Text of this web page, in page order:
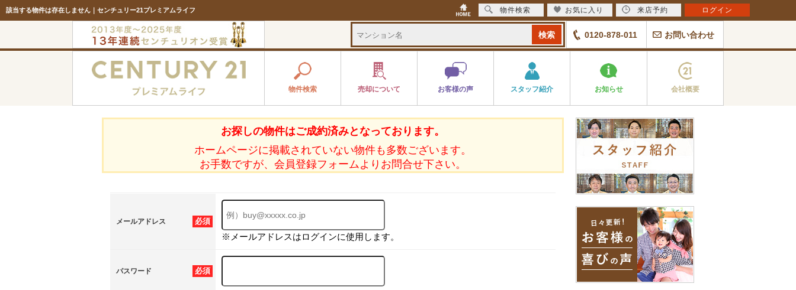
該当する物件は存在しません｜センチュリー21プレミアムライフ
0120-878-011 お問い合わせ
物件検索 売却について お客様の声 スタッフ紹介 お知らせ 会社概要
お探しの物件はご成約済みとなっております。
ホームページに掲載されていない物件も多数ございます。
お手数ですが、会員登録フォームよりお問合せ下さい。
必須
メールアドレス
※メールアドレスはログインに使用します。
必須
パスワード
物件検索 お気に入り 来店予約 ログイン